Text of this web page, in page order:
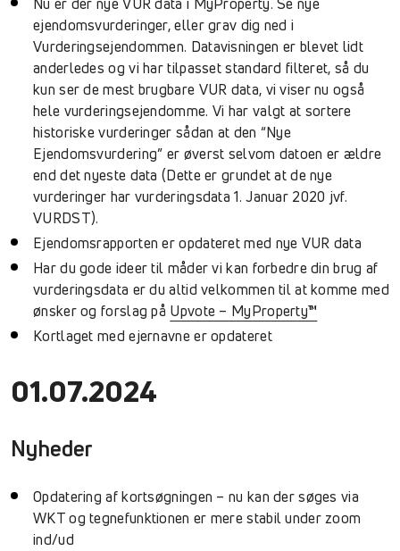
ejendomsvurderinger, eller grav dig ned i
Vurderingsejendommen. Datavisningen er blevet lidt
anderledes og vi har tilpasset standard filteret, så du
kun ser de mest brugbare VUR data, vi viser nu også
hele vurderingsejendomme. Vi har valgt at sortere
historiske vurderinger sådan at den “Nye
Ejendomsvurdering” er øverst selvom datoen er ældre
end det nyeste data (Dette er grundet at de nye
vurderinger har vurderingsdata 1. Januar 2020 jvf.
VURDST).
Ejendomsrapporten er opdateret med nye VUR data
Har du gode ideer til måder vi kan forbedre din brug af
vurderingsdata er du altid velkommen til at komme med
ønsker og forslag på Upvote – MyProperty™
Kortlaget med ejernavne er opdateret
01.07.2024
Nyheder
Opdatering af kortsøgningen – nu kan der søges via
WKT og tegnefunktionen er mere stabil under zoom
ind/ud